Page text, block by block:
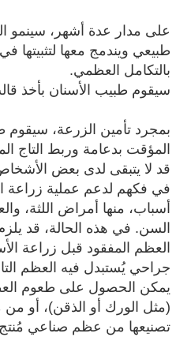
على مدار عدة أشهر، سينمو
طبيعي ويندمج معها لتثبيتها
بالتكامل العظمي.
سيقوم طبيب الأسنان بأخذ
بمجرد تأمين الزرعة، سيقوم
المؤقت بدعامة وربط التاج
قد لا يتبقى لدى بعض
في فكهم لدعم عملية زراعة
أسباب، منها أمراض اللثة،
السن. في هذه الحالة، قد
العظم المفقود قبل زراعة
جراحي يُستبدل فيه العظم
يمكن الحصول على طعوم
(مثل الورك أو الذقن)، أو من
تصنيعها من عظم صناعي